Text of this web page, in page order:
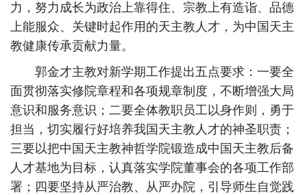
力，努力成长为政治上靠得住、宗教上有造诣、品德
上能服众、关键时起作用的天主教人才，为中国天主
教健康传承贡献力量。
郭金才主教对新学期工作提出五点要求：一要全
面贯彻落实修院章程和各项规章制度，不断增强大局
意识和服务意识；二要全体教职员工以身作则，勇于
担当，切实履行好培养我国天主教人才的神圣职责；
三要以把中国天主教神哲学院锻造成中国天主教后备
人才基地为目标，认真落实学院董事会的各项工作部
署；四要坚持从严治教、从严办院，引导师生自觉践